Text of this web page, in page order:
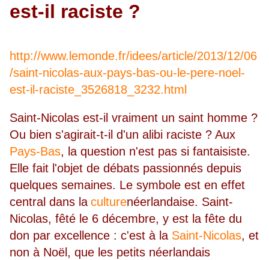
est-il raciste ?
http://www.lemonde.fr/idees/article/2013/12/06
/saint-nicolas-aux-pays-bas-ou-le-pere-noel-
est-il-raciste_3526818_3232.html
Saint-Nicolas est-il vraiment un saint homme ?
Ou bien s'agirait-t-il d'un alibi raciste ? Aux
Pays-Bas, la question n'est pas si fantaisiste.
Elle fait l'objet de débats passionnés depuis
quelques semaines. Le symbole est en effet
central dans la culturenéerlandaise. Saint-
Nicolas, fêté le 6 décembre, y est la fête du
don par excellence : c'est à la Saint-Nicolas, et
non à Noël, que les petits néerlandais